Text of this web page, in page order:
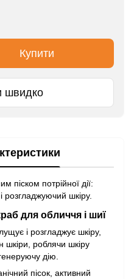
Купити
швидко
піском потрійної дії:
розгладжуючий шкіру.
для обличчя і шиї
і розгладжує шкіру,
шкіри, роблячи шкіру
дію.
пісок, активний